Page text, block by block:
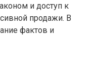
и доступ к
продажи. В
фактов и